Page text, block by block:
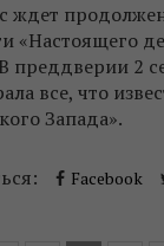
ждет
«Настоящего
преддверии 2
все, что
Запада».
Facebook